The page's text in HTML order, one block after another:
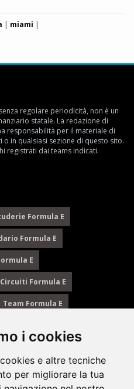
i cookies
e altre tecniche
per migliorare la tua
| miami |
regolare periodicità, non è un
statale. La redazione di
responsabilità per il materiale di
in qualsiasi sezione di questo sito.
registrati dai teams indicati.
Formula E
Formula E
E
Circuiti Formula E
Team Formula E